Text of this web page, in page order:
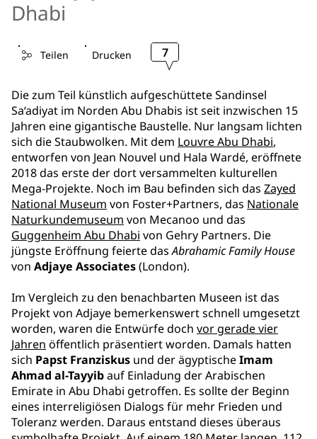
Dhabi
Teilen Drucken 7
Die zum Teil künstlich aufgeschüttete Sandinsel
Sa‘adiyat im Norden Abu Dhabis ist seit inzwischen 15
Jahren eine gigantische Baustelle. Nur langsam lichten
sich die Staubwolken. Mit dem Louvre Abu Dhabi,
entworfen von Jean Nouvel und Hala Wardé, eröffnete
2018 das erste der dort versammelten kulturellen
Mega-Projekte. Noch im Bau befinden sich das Zayed
National Museum von Foster+Partners, das Nationale
Naturkundemuseum von Mecanoo und das
Guggenheim Abu Dhabi von Gehry Partners. Die
jüngste Eröffnung feierte dasAbrahamic Family House
von Adjaye Associates(London).
Im Vergleich zu den benachbarten Museen ist das
Projekt von Adjaye bemerkenswert schnell umgesetzt
worden, waren die Entwürfe doch vor gerade vier
Jahren öffentlich präsentiert worden. Damals hatten
sich Papst Franziskus und der ägyptischeImam
Ahmad al-Tayyibauf Einladung der Arabischen
Emirate in Abu Dhabi getroffen. Es sollte der Beginn
eines interreligiösen Dialogs für mehr Frieden und
Toleranz werden. Daraus entstand dieses überaus